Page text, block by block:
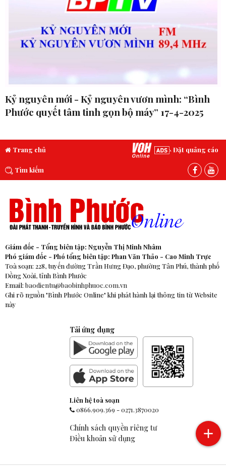
Kỷ nguyên mới - Kỷ nguyên vươn mình: “Bình
Phước quyết tâm tinh gọn bộ máy” 17-4-2025
Trang chủ Đặt quảng cáo
Tìm kiếm
Giám đốc - Tổng biên tập: Nguyễn Thị Minh Nhâm
Phó giám đốc - Phó tổng biên tập: Phan Văn Thảo - Cao Minh Trực
Toà soạn: 228, tuyến đường Trần Hưng Đạo, phường Tân Phú, thành phố
Đồng Xoài, tỉnh Bình Phước
Email: baodientu@baobinhphuoc.com.vn
Ghi rõ nguồn "Bình Phước Online" khi phát hành lại thông tin từ Website
này
Tải ứng dụng
Liên hệ toà soạn
0866.909.369-0271.3870020
Chính sách quyền riêng tư
Điều khoản sử dụng